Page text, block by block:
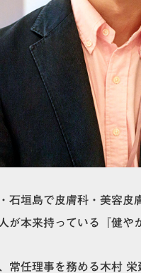
石垣島で皮膚科・美容皮
が本来持っている『健や
常任理事を務める木村 栄